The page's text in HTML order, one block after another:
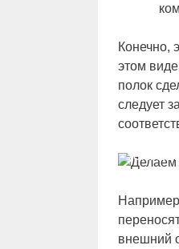
Конечно,
этом
полок
следует
внешний